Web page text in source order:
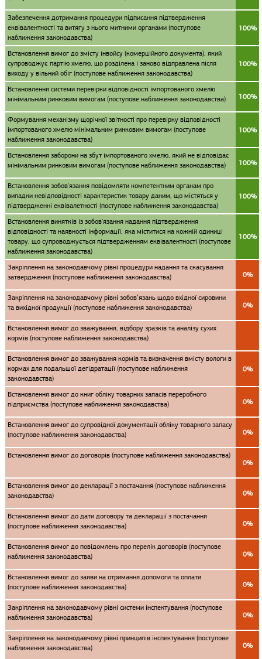
Забезпечення дотримання процедури підписання підтвердження
еквівалентності та витягу з нього митними органами (поступове
наближення законодавства)
100%
Встановлення вимог до змісту інвойсу (комерційного документа), який
супроводжує партію хмелю, що розділена і заново відправлена після
виходу у вільний обіг (поступове наближення законодавства)
100%
Встановлення системи перевірки відповідності імпортованого хмелю
мінімальним ринковим вимогам (поступове наближення законодавства)
100%
Формування механізму щорічної звітності про перевірку відповідності
імпортованого хмелю мінімальним ринковим вимогам (поступове
наближення законодавства)
100%
Встановлення заборони на збут імпортованого хмелю, який не відповідає
мінімальним ринковим вимогам (поступове наближення законодавства)
100%
Встановлення зобов'язання повідомляти компетентним органам про
випадки невідповідності характеристик товару даним, що містяться у
підтвердженні еквівалетності (поступове наближення законодавства)
100%
Встановлення винятків із зобов'язання надання підтвердження
відповідності та наявності інформації, яка міститися на кожній одиниці
товару, що супроводжується підтвердженням еквівалентності (поступове
наближення законодавства)
100%
Закріплення на законодавчому рівні процедури надання та скасування
затвердження (поступове наближення законодавства)
0%
Закріплення на законодавчому рівні зобов’язань щодо вхідної сировини
та вихідної продукції (поступове наближення законодавства)
0%
Встановлення вимог до зважування, відбору зразків та аналізу сухих
кормів (поступове наближення законодавства)
Встановлення вимог до зважування кормів та визначення вмісту вологи в
кормах для подальшої дегідратації (поступове наближення
законодавства)
0%
Встановлення вимог до книг обліку товарних запасів переробного
підприємства (поступове наближення законодавства)
0%
Встановлення вимог до супровідної документації обліку товарного запасу
(поступове наближення законодавства)
0%
Встановлення вимог до договорів (поступове наближення законодавства)
0%
Встановлення вимог до декларації з постачання (поступове наближення
законодавства)
0%
Встановлення вимог до дати договору та декларації з постачання
(поступове наближення законодавства)
0%
Встановлення вимог до повідомлень про перелік договорів (поступове
наближення законодавства)
0%
Встановлення вимог до заяви на отримання допомоги та оплати
(поступове наближення законодавства)
0%
Закріплення на законодавчому рівні системи інспектування (поступове
наближення законодавства)
0%
Закріплення на законодавчому рівні принципів інспектування (поступове
наближення законодавства)
0%